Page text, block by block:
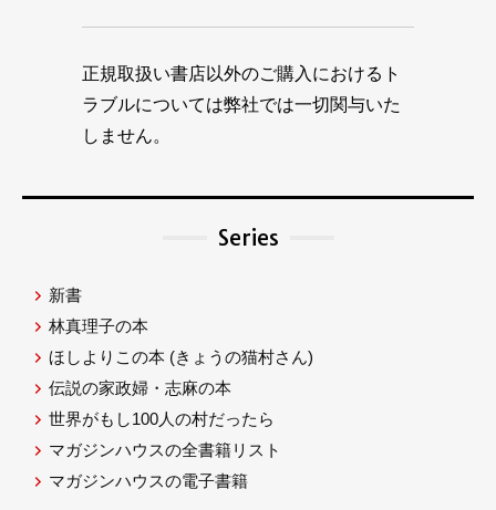
正規取扱い書店以外のご購入におけるト
ラブルについては弊社では一切関与いた
しません。
Series
新書
林真理子の本
ほしよりこの本 (きょうの猫村さん)
伝説の家政婦・志麻の本
世界がもし100人の村だったら
マガジンハウスの全書籍リスト
マガジンハウスの電子書籍